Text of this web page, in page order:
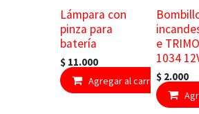
Lámpara con
pinza para
batería
$ 11.000
Agregar al carrito
e
1034
$ 2.000